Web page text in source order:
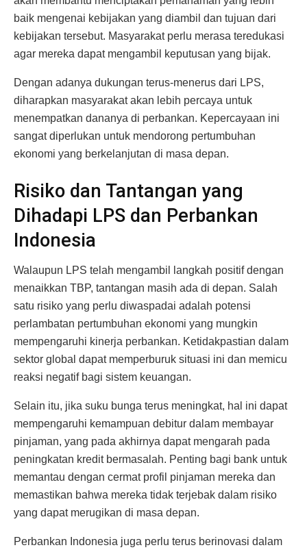
baik mengenai kebijakan yang diambil dan tujuan dari
kebijakan tersebut. Masyarakat perlu merasa teredukasi
agar mereka dapat mengambil keputusan yang bijak.
Dengan adanya dukungan terus-menerus dari LPS,
diharapkan masyarakat akan lebih percaya untuk
menempatkan dananya di perbankan. Kepercayaan ini
sangat diperlukan untuk mendorong pertumbuhan
ekonomi yang berkelanjutan di masa depan.
Risiko dan Tantangan yang
Dihadapi LPS dan Perbankan
Indonesia
Walaupun LPS telah mengambil langkah positif dengan
menaikkan TBP, tantangan masih ada di depan. Salah
satu risiko yang perlu diwaspadai adalah potensi
perlambatan pertumbuhan ekonomi yang mungkin
mempengaruhi kinerja perbankan. Ketidakpastian dalam
sektor global dapat memperburuk situasi ini dan memicu
reaksi negatif bagi sistem keuangan.
Selain itu, jika suku bunga terus meningkat, hal ini dapat
mempengaruhi kemampuan debitur dalam membayar
pinjaman, yang pada akhirnya dapat mengarah pada
peningkatan kredit bermasalah. Penting bagi bank untuk
memantau dengan cermat profil pinjaman mereka dan
memastikan bahwa mereka tidak terjebak dalam risiko
yang dapat merugikan di masa depan.
Perbankan Indonesia juga perlu terus berinovasi dalam